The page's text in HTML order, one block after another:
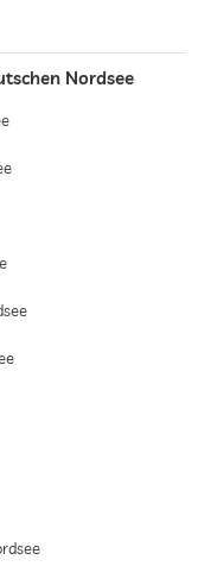
Nordsee